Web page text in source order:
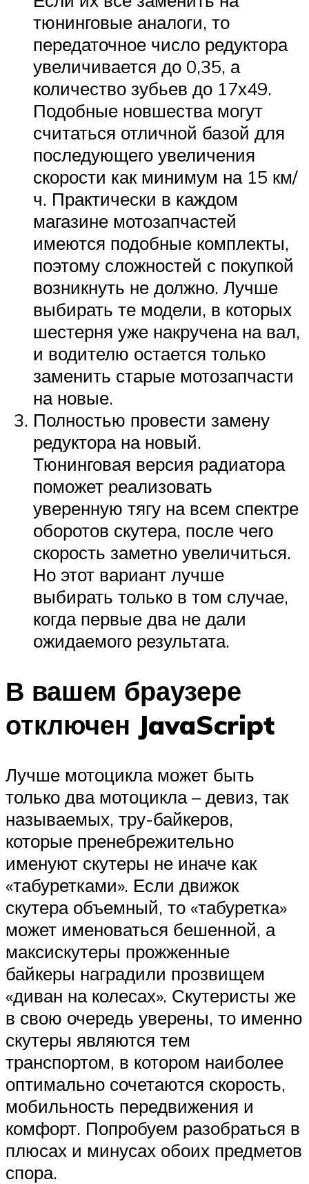
тюнинговые аналоги, то
передаточное число редуктора
увеличивается до 0,35, а
количество зубьев до 17х49.
Подобные новшества могут
считаться отличной базой для
последующего увеличения
скорости как минимум на 15 км/
ч. Практически в каждом
магазине мотозапчастей
имеются подобные комплекты,
поэтому сложностей с покупкой
возникнуть не должно. Лучше
выбирать те модели, в которых
шестерня уже накручена на вал,
и водителю остается только
заменить старые мотозапчасти
на новые.
Полностью провести замену
редуктора на новый.
Тюнинговая версия радиатора
поможет реализовать
уверенную тягу на всем спектре
оборотов скутера, после чего
скорость заметно увеличиться.
Но этот вариант лучше
выбирать только в том случае,
когда первые два не дали
ожидаемого результата.
В вашем браузере
отключен JavaScript
Лучше мотоцикла может быть
только два мотоцикла – девиз, так
называемых, тру-байкеров,
которые пренебрежительно
именуют скутеры не иначе как
«табуретками». Если движок
скутера объемный, то «табуретка»
может именоваться бешенной, а
максискутеры прожженные
байкеры наградили прозвищем
«диван на колесах». Скутеристы же
в свою очередь уверены, то именно
скутеры являются тем
транспортом, в котором наиболее
оптимально сочетаются скорость,
мобильность передвижения и
комфорт. Попробуем разобраться в
плюсах и минусах обоих предметов
спора.